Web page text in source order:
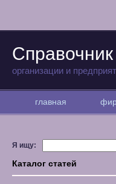
организации и
главная
Я ищу:
Каталог статей